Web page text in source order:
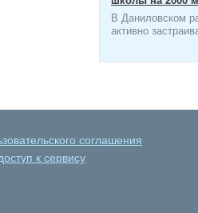
В Даниловском
активно
соглашения
к сервису